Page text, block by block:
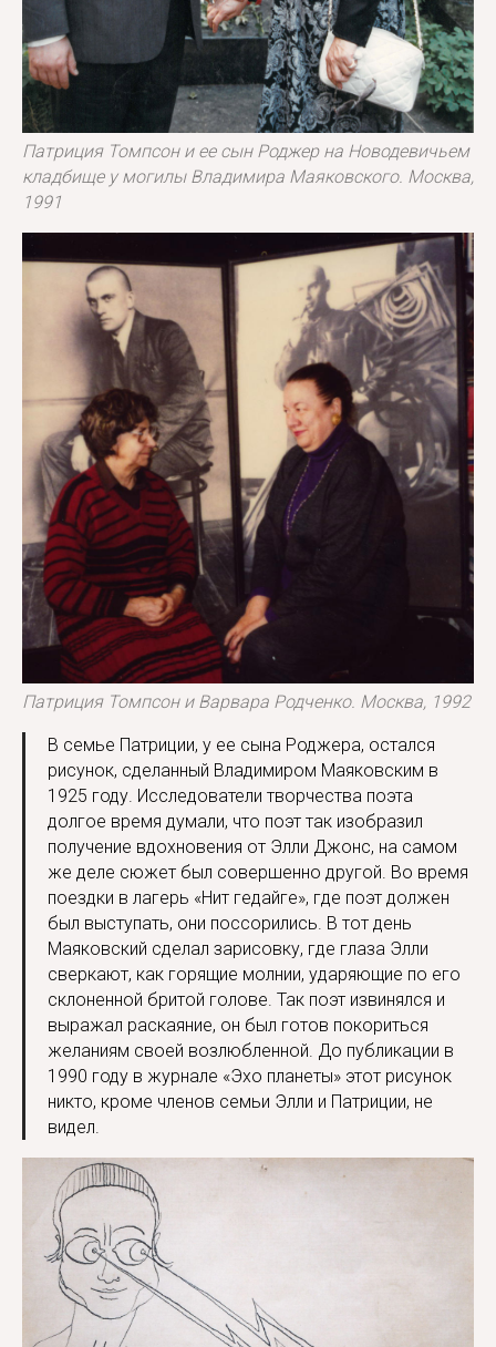
Патриция Томпсон и ее сын Роджер на Новодевичьем
кладбище у могилы Владимира Маяковского. Москва,
1991
Патриция Томпсон и Варвара Родченко. Москва, 1992
В семье Патриции, у ее сына Роджера, остался
рисунок, сделанный Владимиром Маяковским в
1925 году. Исследователи творчества поэта
долгое время думали, что поэт так изобразил
получение вдохновения от Элли Джонс, на самом
же деле сюжет был совершенно другой. Во время
поездки в лагерь «Нит гедайге», где поэт должен
был выступать, они поссорились. В тот день
Маяковский сделал зарисовку, где глаза Элли
сверкают, как горящие молнии, ударяющие по его
склоненной бритой голове. Так поэт извинялся и
выражал раскаяние, он был готов покориться
желаниям своей возлюбленной. До публикации в
1990 году в журнале «Эхо планеты» этот рисунок
никто, кроме членов семьи Элли и Патриции, не
видел.